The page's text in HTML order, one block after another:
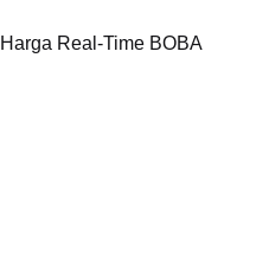
Harga Real-Time BOBA